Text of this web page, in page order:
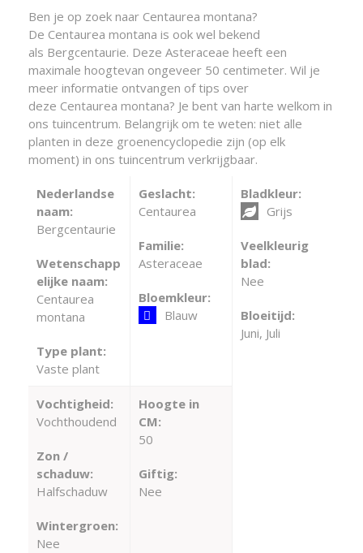
Ben je op zoek naar Centaurea montana?
De Centaurea montana is ook wel bekend
als Bergcentaurie. Deze Asteraceae heeft een
maximale hoogtevan ongeveer 50 centimeter. Wil je
meer informatie ontvangen of tips over
deze Centaurea montana? Je bent van harte welkom in
ons tuincentrum. Belangrijk om te weten: niet alle
planten in deze groenencyclopedie zijn (op elk
moment) in ons tuincentrum verkrijgbaar.
Nederlandse
naam:
Bergcentaurie
Wetenschapp
elijke naam:
Centaurea
montana
Type plant:
Vaste plant
Geslacht:
Centaurea
Familie:
Asteraceae
Bloemkleur:
Blauw
Bladkleur:
Grijs
Veelkleurig
blad:
Nee
Bloeitijd:
Juni, Juli
Vochtigheid:
Vochthoudend
Zon /
schaduw:
Halfschaduw
Wintergroen:
Nee
Hoogte in
CM:
50
Giftig:
Nee